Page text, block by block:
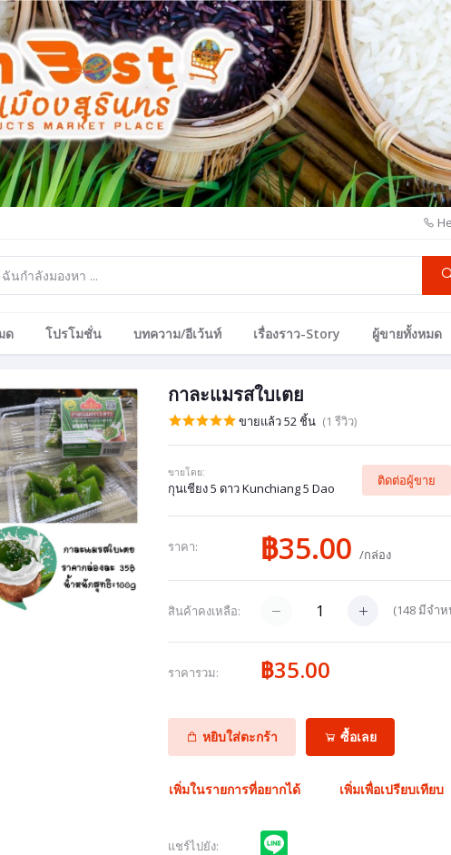
ด โปรโมชั่น บทความ/อีเว้นท์ เรื่องราว-Story ผู้ขายทั้งหมด
กาละแมรสใบเตย
ขายแล้ว 52 ชิ้น (1 รีวิว)
ขายโดย:
กุนเชียง 5 ดาว Kunchiang 5 Dao
ติดต่อผู้ขาย
ราคา: ฿35.00/กล่อง
สินค้าคงเหลือ: (148มีจำห
ราคารวม: ฿35.00
หยิบใส่ตะกร้า ซื้อเลย
เพิ่มในรายการที่อยากได้ เพิ่มเพื่อเปรียบเทียบ
แชร์ไปยัง: